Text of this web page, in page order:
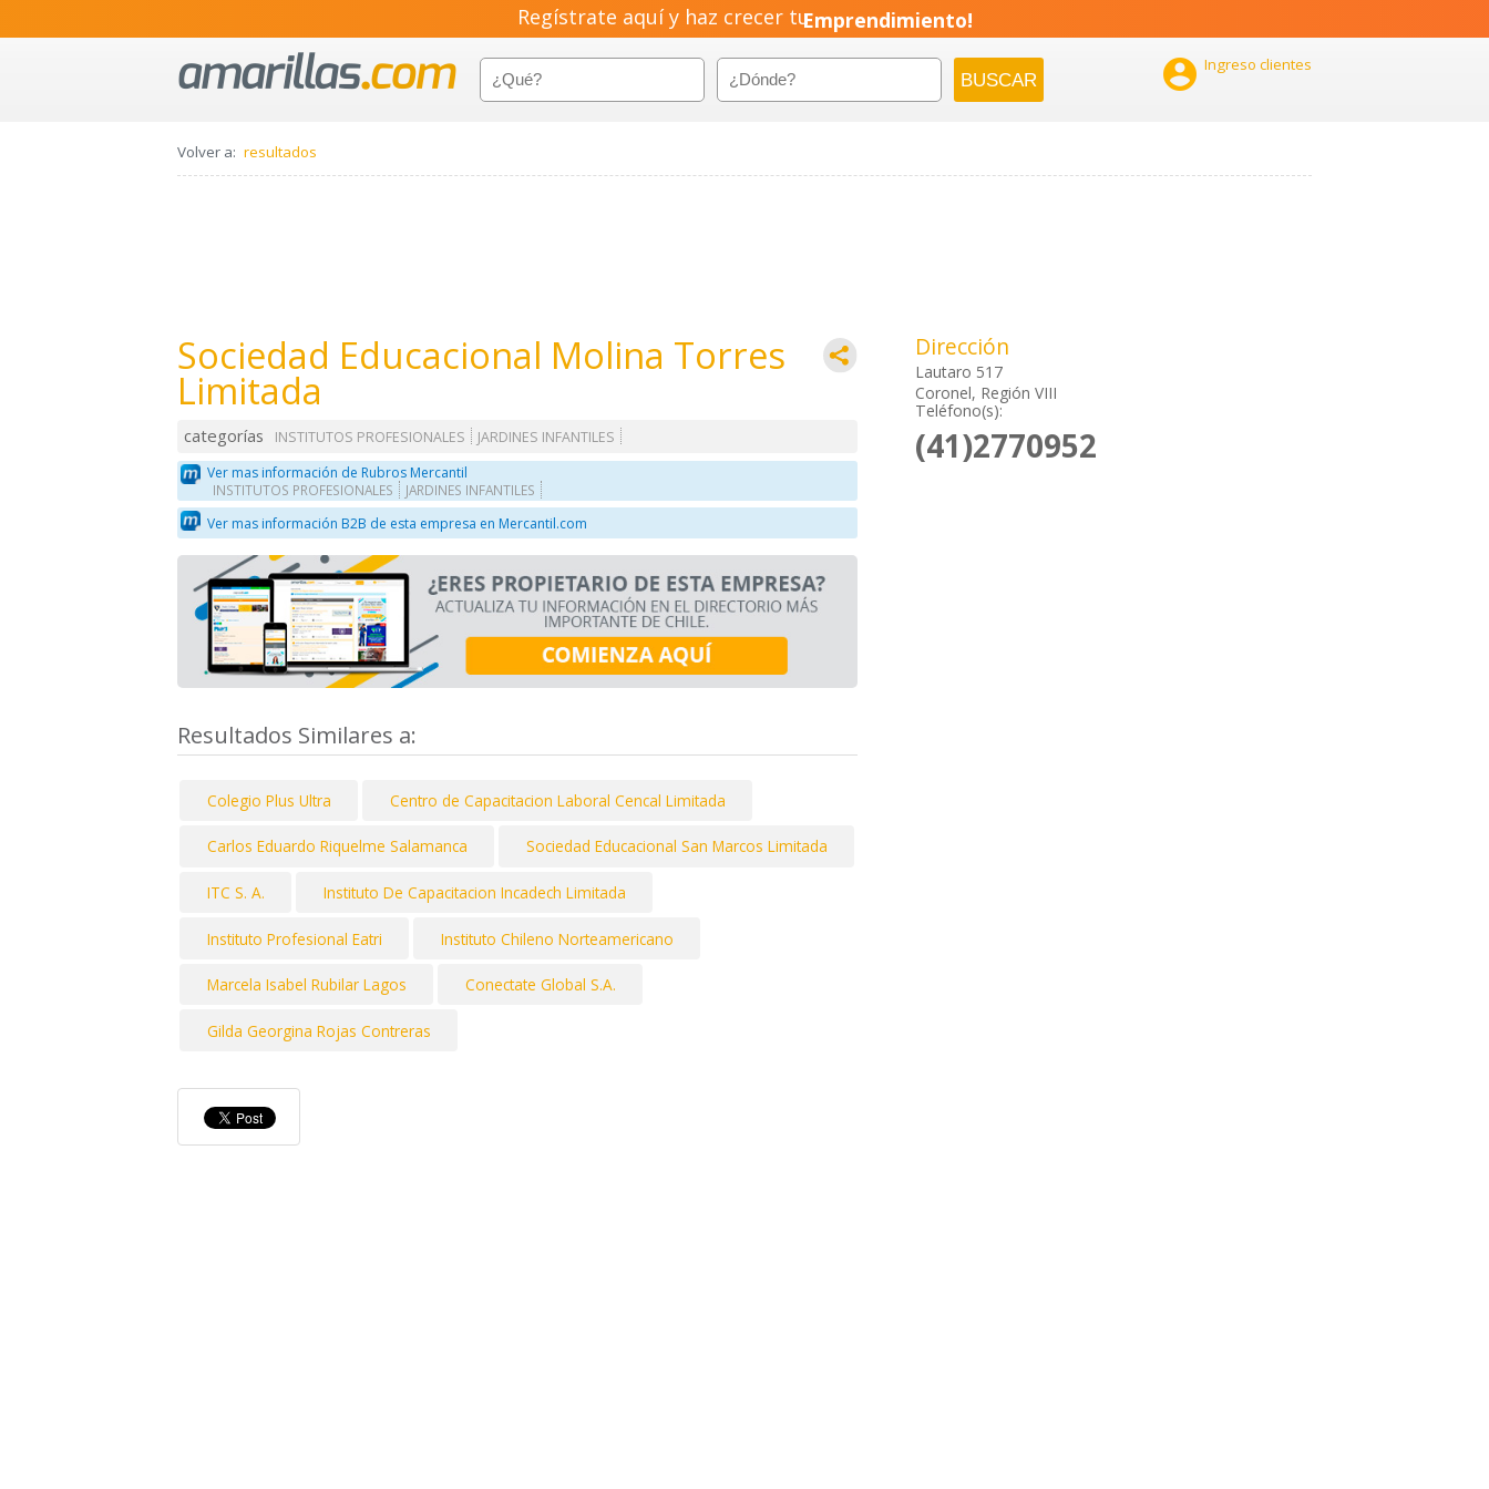
Regístrate aquí y haz crecer tuEmprendimiento!
 Ingreso clientes
Volver a: resultados
Sociedad Educacional Molina Torres
Limitada
categorías INSTITUTOS PROFESIONALES
JARDINES INFANTILES
Ver mas información de Rubros Mercantil
INSTITUTOS PROFESIONALES JARDINES INFANTILES
Ver mas información B2B de esta empresa en Mercantil.com
Resultados Similares a:
Colegio Plus Ultra Centro de Capacitacion Laboral Cencal Limitada
Carlos Eduardo Riquelme Salamanca Sociedad Educacional San Marcos Limitada
ITC S. A. Instituto De Capacitacion Incadech Limitada
Instituto Profesional Eatri Instituto Chileno Norteamericano
Marcela Isabel Rubilar Lagos Conectate Global S.A.
Gilda Georgina Rojas Contreras
Dirección
Lautaro 517
Coronel, Región VIII
Teléfono(s):
(41)2770952